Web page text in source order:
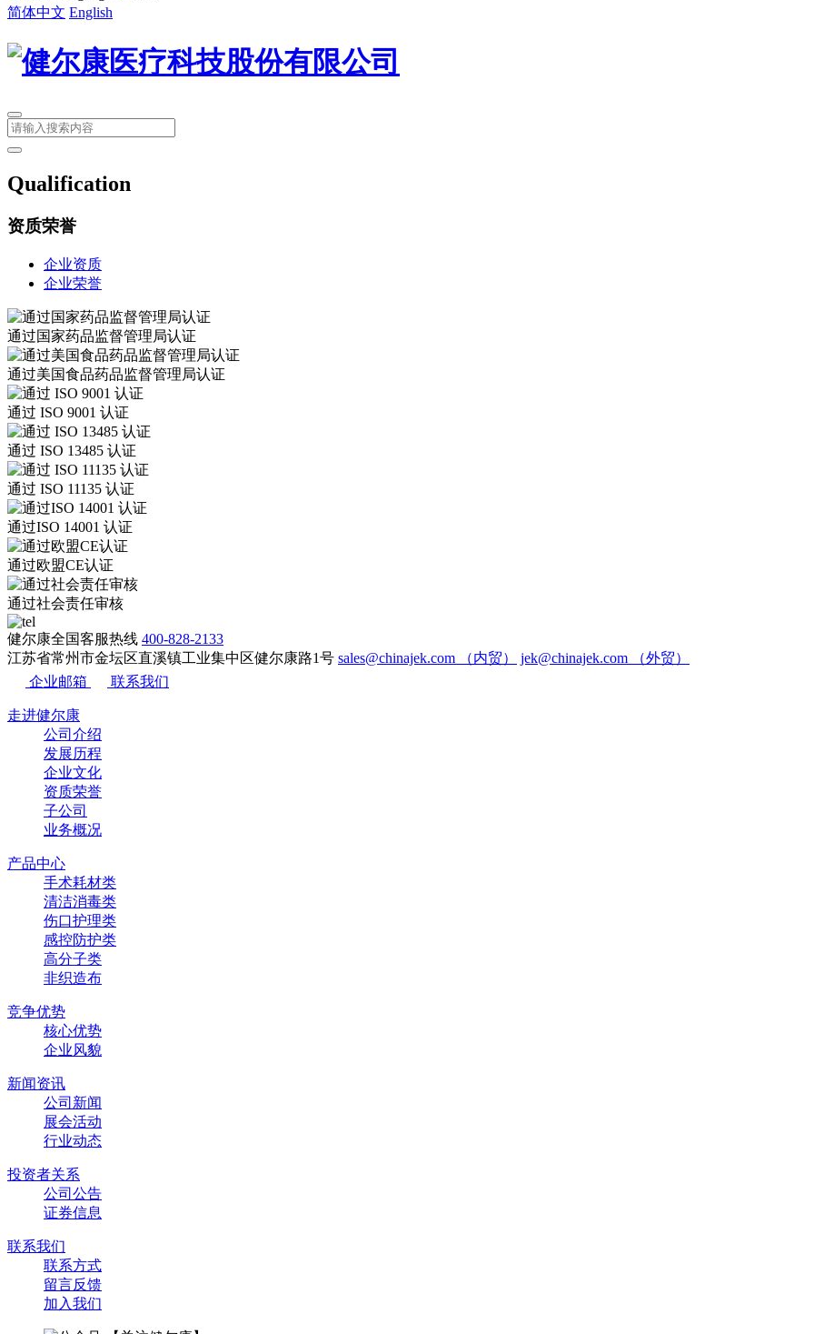
简体中文 English
Qualification
资质荣誉
企业资质
企业荣誉
通过国家药品监督管理局认证
通过美国食品药品监督管理局认证
通过 ISO 9001 认证
通过 ISO 13485 认证
通过 ISO 11135 认证
通过ISO 14001 认证
通过欧盟CE认证
通过社会责任审核
健尔康全国客服热线 400-828-2133
江苏省常州市金坛区直溪镇工业集中区健尔康路1号 sales@chinajek.com （内贸）
jek@chinajek.com （外贸）
企业邮箱
联系我们
走进健尔康
公司介绍
发展历程
企业文化
资质荣誉
子公司
业务概况
产品中心
手术耗材类
清洁消毒类
伤口护理类
感控防护类
高分子类
非织造布
竞争优势
核心优势
企业风貌
新闻资讯
公司新闻
展会活动
行业动态
投资者关系
公司公告
证券信息
联系我们
联系方式
留言反馈
加入我们